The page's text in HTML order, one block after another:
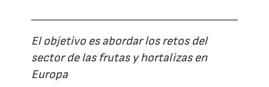
El objetivo es abordar los retos del
sector de las frutas y hortalizas en
Europa